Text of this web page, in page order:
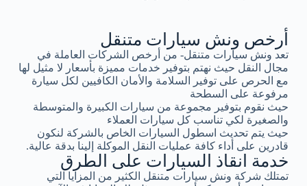
أرخص ونش سيارات متنقل
تعد ونش سيارات متنقل- من أرخص الشركات العاملة في
مجال النقل حيث نهتم بتوفير خدمات مميزة بأسعار لا مثيل لها
مع الحرص على توفير السلامة والأمان الكافيين لكل سيارة
مرفوعة على السطحة
حيث نقوم بتوفير مجموعة من سيارات الكبيرة والمتوسطة
والصغيرة لكي تناسب كل سيارات العملاء
حيث يتم تحديث اسطول السيارات الخاص بالشركة لنكون
قادرين على أداء كافة عمليات النقل الموكلة إلينا بدقة عالية.
خدمة انقاذ السيارات على الطرق
تمتلك شركة ونش سيارات متنقل الكثير من المزايا التي